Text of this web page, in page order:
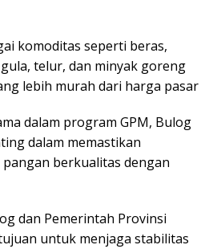
komoditas seperti beras,
telur, dan minyak goreng
lebih murah dari harga pasar
dalam program GPM, Bulog
dalam memastikan
berkualitas dengan
dan Pemerintah Provinsi
untuk menjaga stabilitas